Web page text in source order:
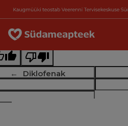
Diklofenak
text
this translation
feedback will be used to help